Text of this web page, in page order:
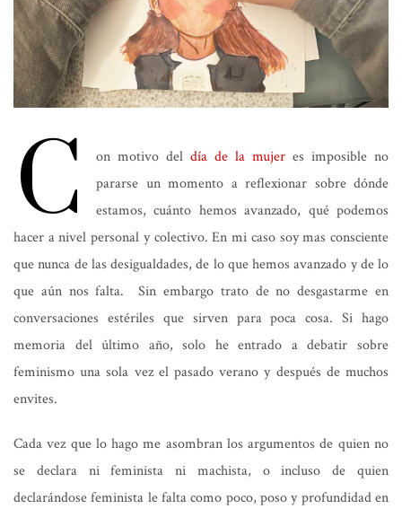
C on motivo del día de la mujer es imposible no
pararse un momento a reflexionar sobre dónde
estamos, cuánto hemos avanzado, qué podemos
hacer a nivel personal y colectivo. En mi caso soy mas consciente
que nunca de las desigualdades, de lo que hemos avanzado y de lo
que aún nos falta. Sin embargo trato de no desgastarme en
conversaciones estériles que sirven para poca cosa. Si hago
memoria del último año, solo he entrado a debatir sobre
feminismo una sola vez el pasado verano y después de muchos
envites.
Cada vez que lo hago me asombran los argumentos de quien no
se declara ni feminista ni machista, o incluso de quien
declarándose feminista le falta como poco, poso y profundidad en